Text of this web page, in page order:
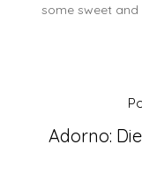
some sweet and
Adorno: